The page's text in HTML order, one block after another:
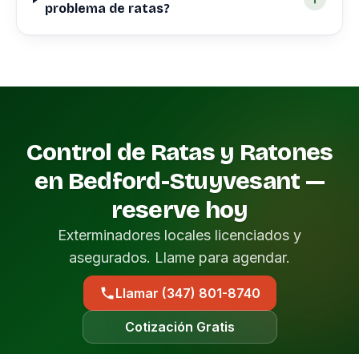
problema de ratas?
Control de Ratas y Ratones
en Bedford-Stuyvesant —
reserve hoy
Exterminadores locales licenciados y
asegurados. Llame para agendar.
Llamar (347) 801-8740
Cotización Gratis